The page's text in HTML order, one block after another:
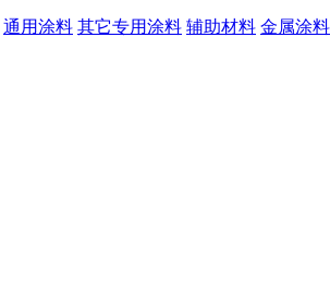
通用涂料 其它专用涂料 辅助材料 金属涂料